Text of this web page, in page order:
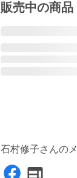
販売中の商品
石村修子さんの